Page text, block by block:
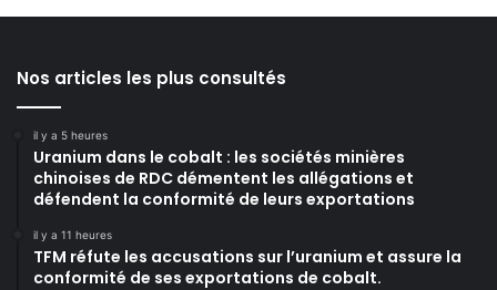
Nos articles les plus consultés
il y a 5 heures
Uranium dans le cobalt : les sociétés minières
chinoises de RDC démentent les allégations et
défendent la conformité de leurs exportations
il y a 11 heures
TFM réfute les accusations sur l’uranium et assure la
conformité de ses exportations de cobalt.